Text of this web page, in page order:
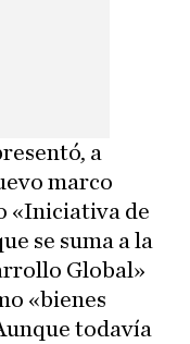
a
marco
«Iniciativa de
se suma a la
Global»
«bienes
todavía